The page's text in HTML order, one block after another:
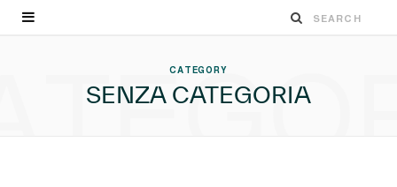
CATEGORY
SENZA CATEGORIA